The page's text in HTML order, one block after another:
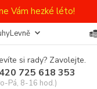
Vám hezké léto!
si rady? Zavolejte.
725 618 353
Pá, 8-16 hod.)